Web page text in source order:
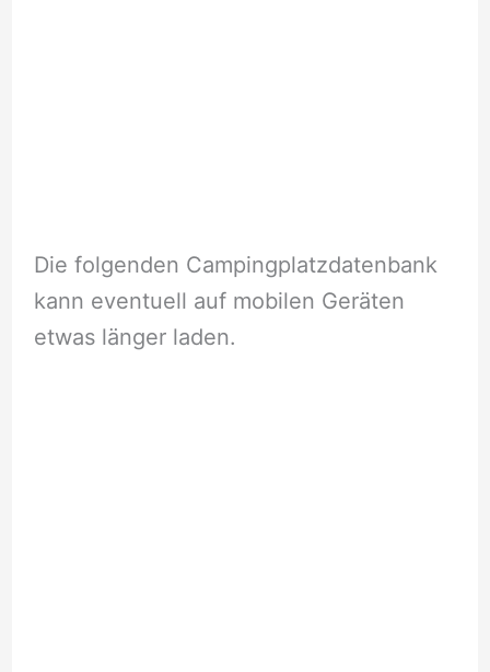
Die folgenden Campingplatzdatenbank
kann eventuell auf mobilen Geräten
etwas länger laden.